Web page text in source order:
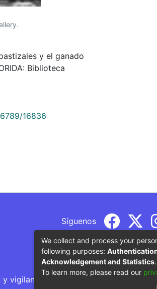
y el ganado
Biblioteca
16836
Síguenos
vigilancia por parte del Ministerio de
We collect and process your
following purposes:
Acknowledgement and Statistics.
To learn more, please read our